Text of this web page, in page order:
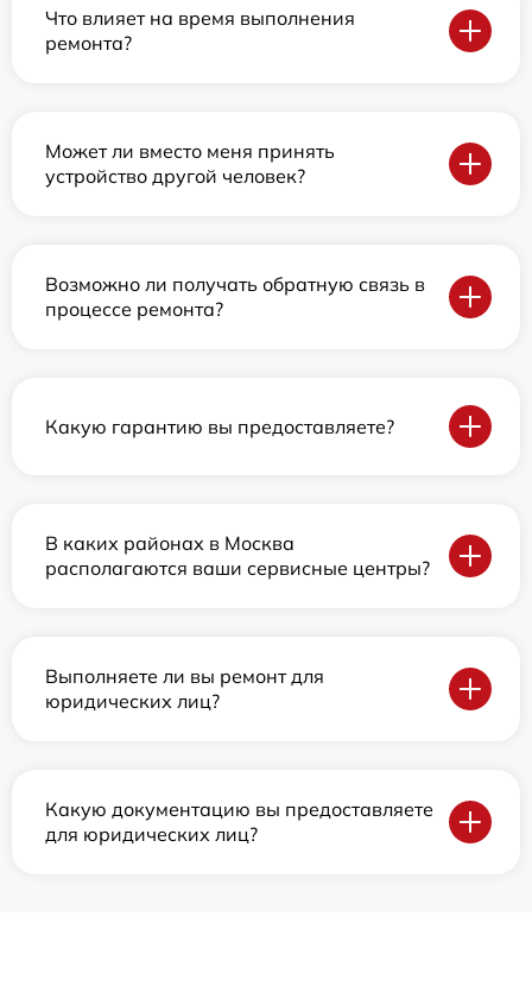
Что влияет на время выполнения
ремонта?
Может ли вместо меня принять
устройство другой человек?
Возможно ли получать обратную связь в
процессе ремонта?
Какую гарантию вы предоставляете?
В каких районах в Москва
располагаются ваши сервисные центры?
Выполняете ли вы ремонт для
юридических лиц?
Какую документацию вы предоставляете
для юридических лиц?